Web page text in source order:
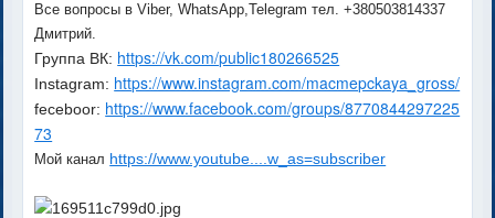
Все вопросы в Viber, WhatsApp,Telegram тел. +380503814337
Дмитрий.
Группа ВК: https://vk.com/public180266525
Instagram: https://www.instagram.com/macmepckaya_gross/
feceboor: https://www.facebook.com/groups/8770844297225
73
Мой канал https://www.youtube....w_as=subscriber